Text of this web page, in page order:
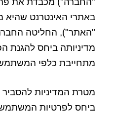
באתרי האינטרנט שהיא
"האתר"), החליטה
מדיניותה ביחס להגנת
מתחייבת כלפי המשתמש
מטרת המדיניות
ביחס לפרטיות